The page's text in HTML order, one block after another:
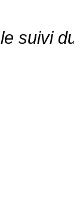
le suivi